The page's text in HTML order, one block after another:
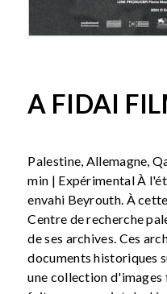
A FIDAI
Palestine, Allemagne,
min | Expérimental À
envahi Beyrouth. À
Centre de recherche
de ses archives. Ces
documents historiques
une collection d'images